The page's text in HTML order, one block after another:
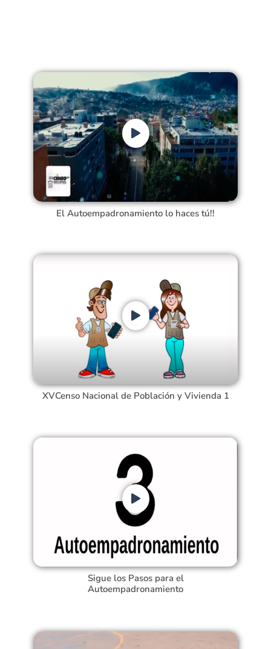
El Autoempadronamiento lo haces tú!!
XVCenso Nacional de Población y Vivienda 1
Sigue los Pasos para el
Autoempadronamiento